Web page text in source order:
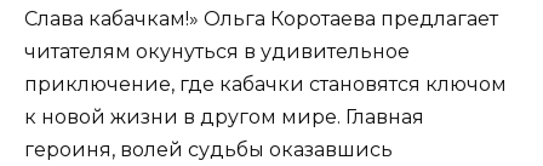
Слава кабачкам!» Ольга Коротаева предлагает
читателям окунуться в удивительное
приключение, где кабачки становятся ключом
к новой жизни в другом мире. Главная
героиня, волей судьбы оказавшись